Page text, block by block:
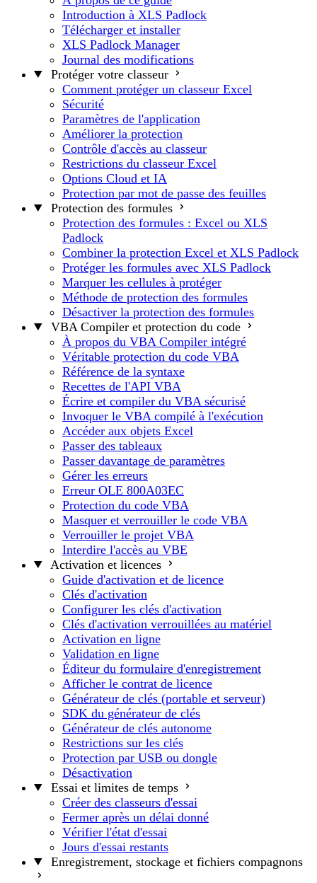
Introduction à XLS Padlock
Télécharger et installer
XLS Padlock Manager
Journal des modifications
Protéger votre classeur
Comment protéger un classeur Excel
Sécurité
Paramètres de l'application
Améliorer la protection
Contrôle d'accès au classeur
Restrictions du classeur Excel
Options Cloud et IA
Protection par mot de passe des feuilles
Protection des formules
Protection des formules : Excel ou XLS
Padlock
Combiner la protection Excel et XLS Padlock
Protéger les formules avec XLS Padlock
Marquer les cellules à protéger
Méthode de protection des formules
Désactiver la protection des formules
VBA Compiler et protection du code
À propos du VBA Compiler intégré
Véritable protection du code VBA
Référence de la syntaxe
Recettes de l'API VBA
Écrire et compiler du VBA sécurisé
Invoquer le VBA compilé à l'exécution
Accéder aux objets Excel
Passer des tableaux
Passer davantage de paramètres
Gérer les erreurs
Erreur OLE 800A03EC
Protection du code VBA
Masquer et verrouiller le code VBA
Verrouiller le projet VBA
Interdire l'accès au VBE
Activation et licences
Guide d'activation et de licence
Clés d'activation
Configurer les clés d'activation
Clés d'activation verrouillées au matériel
Activation en ligne
Validation en ligne
Éditeur du formulaire d'enregistrement
Afficher le contrat de licence
Générateur de clés (portable et serveur)
SDK du générateur de clés
Générateur de clés autonome
Restrictions sur les clés
Protection par USB ou dongle
Désactivation
Essai et limites de temps
Créer des classeurs d'essai
Fermer après un délai donné
Vérifier l'état d'essai
Jours d'essai restants
Enregistrement, stockage et fichiers compagnons